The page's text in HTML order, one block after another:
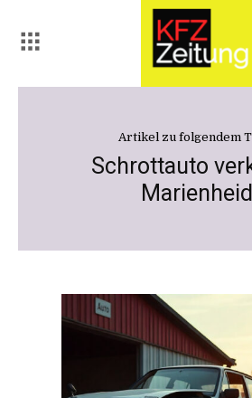
Artikel zu folgendem
Schrottauto